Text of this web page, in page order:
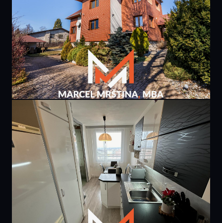
PRODÁNO
9 400 000 Kč
rodinného domu | Borová u Náchoda
307 m² · Borová